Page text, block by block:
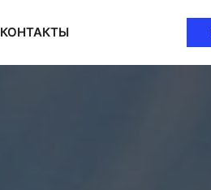
КОНТАКТЫ